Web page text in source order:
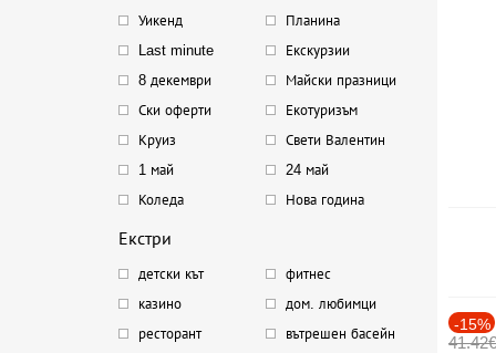
Уикенд
Планина
Last minute
Екскурзии
8 декември
Майски празници
Ски оферти
Екотуризъм
Круиз
Свети Валентин
1 май
24 май
Коледа
Нова година
Екстри
детски кът
фитнес
казино
дом. любимци
ресторант
вътрешен басейн
-15%
41.42€